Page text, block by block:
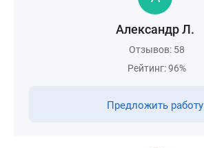
Александр Л.
Отзывов: 58
Рейтинг: 96%
Предложить работу